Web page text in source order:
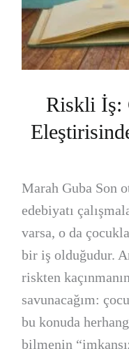
Riskli İş:
Marah Guba Son
edebiyatı
varsa, o da
bir iş olduğudur.
riskten
savunacağım:
bu konuda
bilmenin